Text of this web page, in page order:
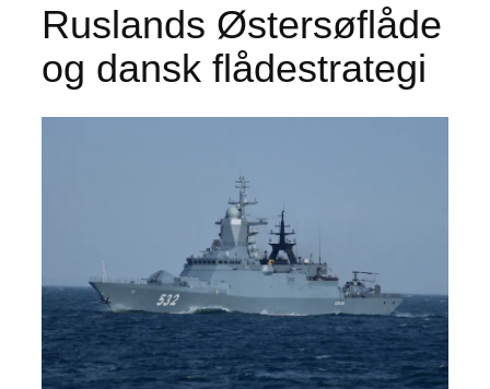
Ruslands Østersøflåde
og dansk flådestrategi